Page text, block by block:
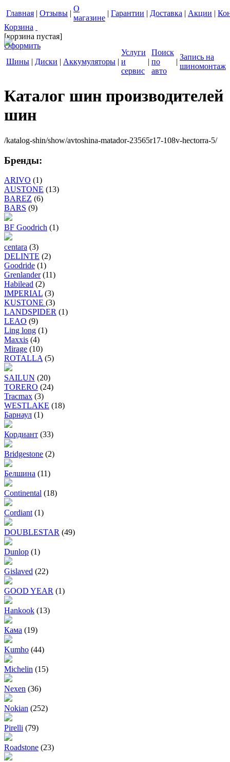
Главная | Отзывы |
О
магазине
| Гарантии | Доставка | Акции |
Корзина
[корзина пустая]
Оформить
Шины | Диски | Аккумуляторы |
Услуги
и
сервис
|
Поиск
по
авто
|
Запись на
шиномонтаж
Каталог шин производителей
шин
/katalog-shin/show/avtoshina-matador-23565r17-108v-hectorra-5/
Бренды:
ARIVO (1)
AUSTONE (13)
BAREZ (6)
BARS (9)
BF Goodrich (1)
centara (3)
DELINTE (2)
Goodride (1)
Grenlander (11)
Habilead (2)
IMPERIAL (3)
KUSTONE (3)
LANDSPIDER (1)
LEAO (9)
Ling long (1)
Maxxis (4)
Mirage (10)
ROTALLA (5)
SAILUN (20)
TORERO (24)
Tracmax (3)
WESTLAKE (18)
Барнаул (1)
Кордиант (33)
Bridgestone (2)
Белшина (11)
Continental (18)
Cordiant (1)
DOUBLESTAR (49)
Dunlop (1)
Gislaved (22)
GOOD YEAR (1)
Hankook (13)
Кама (19)
Kumho (44)
Michelin (15)
Nexen (36)
Nokian (252)
Pirelli (79)
Roadstone (23)